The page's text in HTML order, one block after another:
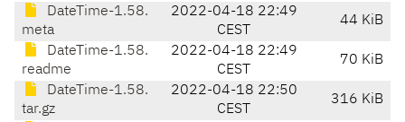
DateTime-1.58.
meta
2022-04-18 22:49
CEST
44 KiB
DateTime-1.58.
readme
2022-04-18 22:49
CEST
70 KiB
DateTime-1.58.
tar.gz
2022-04-18 22:50
CEST
316 KiB